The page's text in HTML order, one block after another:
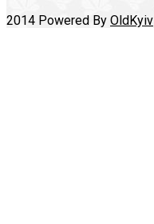
2014 Powered By OldKyiv